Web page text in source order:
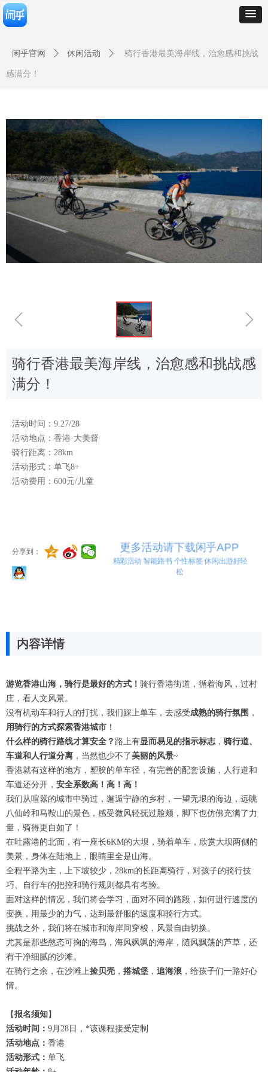
闲乎官网 ꄲ 休闲活动 ꄲ 骑行香港最美海岸线，治愈感和挑战
感满分！
ꁆ ꁇ
活动时间：9.27/28
活动地点：香港·大美督
骑行距离：28km
活动形式：单飞8+
活动费用：600元/儿童
骑行香港最美海岸线，治愈感和挑战感
满分！
分享到： 更多活动请下载闲乎APP
精彩活动 智能路书 个性标签 休闲出游好轻
松
内容详情
游览香港山海，骑行是最好的方式！ 骑行香港街道，循着海风，过村
庄，看人文风景。
没有机动车和行人的打扰，我们踩上单车，去感受成熟的骑行氛围 ，
用骑行的方式探索香港城市 ！
什么样的骑行路线才算安全？ 路上有显而易见的指示标志， 骑行道、
车道和人行道分离 ，当然也少不了美丽的风景~
香港就有这样的地方，塑胶的单车径，有完善的配套设施，人行道和
车道还分开， 安全系数高！高！高！
我们从喧嚣的城市中骑过，邂逅宁静的乡村，一望无垠的海边，远眺
八仙岭和马鞍山的景色，感受微风轻抚过脸颊，脚下也仿佛充满了力
量，骑得更自如了！
在吐露港的北面，有一座长6KM的大坝，骑着单车，欣赏大坝两侧的
美景，身体在陆地上，眼睛里全是山海。
全程平路为主，上下坡较少，28km的长距离骑行，对孩子的骑行技
巧、自行车的把控和骑行规则都具有考验。
面对这样的情况，我们将会学习，面对不同的路段，如何进行速度的
变换，用最少的力气，达到最舒服的速度和骑行方式。
挑战之外，我们将在城市和海岸间穿梭，风景自由切换。
尤其是那些憨态可掬的海鸟，海风飒飒的海岸，随风飘荡的芦草，还
有干净细腻的沙滩。
在骑行之余，在沙滩上捡贝壳 ， 搭城堡 ， 追海浪 ，给孩子们一路好心
情。
【报名须知 】
活动时间： 9月28日，*该课程接受定制
活动地点： 香港
活动形式： 单飞